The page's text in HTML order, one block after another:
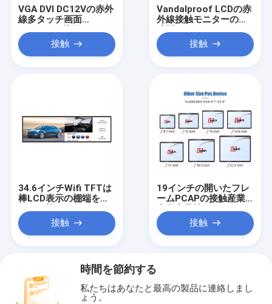
VGA DVI DC12Vの赤外
線多タッチ画面
250cd/M2接触4ポイン
トの
接触
Vandalproof LCDの赤
外線接触モニターの防
眩開いたフレーム
接触
34.6インチWifi TFTは
棒LCD表示の棚端を伸
ばした棒LCDスクリー
ンを伸ばした
接触
19インチの開いたフレ
ームPCAPの接触産業
表示容量性タッチスク
リーンのモニター
接触
時間を節約する
私たちはあなたと最高の製品に連絡しまし
ょう。